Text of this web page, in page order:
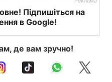
Підпишіться на
в Google!
де вам зручно!